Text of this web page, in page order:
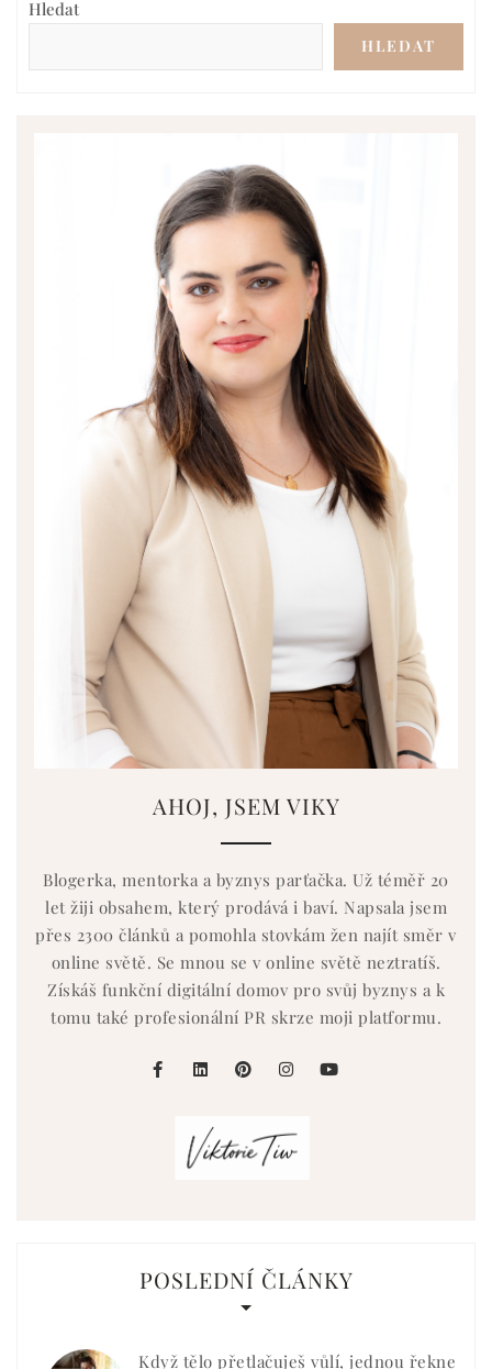
Hledat
HLEDAT
AHOJ, JSEM VIKY
Blogerka, mentorka a byznys parťačka. Už téměř 20
let žiji obsahem, který prodává i baví. Napsala jsem
přes 2300 článků a pomohla stovkám žen najít směr v
online světě. Se mnou se v online světě neztratíš.
Získáš funkční digitální domov pro svůj byznys a k
tomu také profesionální PR skrze moji platformu.
POSLEDNÍ ČLÁNKY
Když tělo přetlačuješ vůlí, jednou řekne